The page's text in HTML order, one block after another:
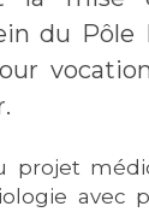
du Pôle
projet
avec